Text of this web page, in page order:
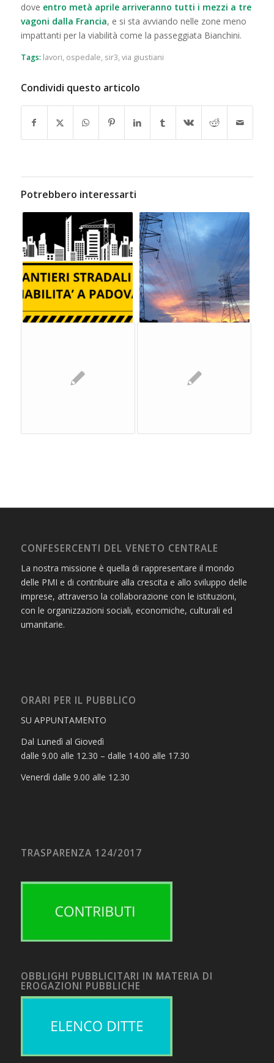
dove entro metà aprile arriveranno tutti i mezzi a tre
vagoni dalla Francia, e si sta avviando nelle zone meno
impattanti per la viabilità come la passeggiata Bianchini.
Tags: lavori, ospedale, sir3, via giustiani
Condividi questo articolo
Potrebbero interessarti
CONFESERCENTI DEL VENETO CENTRALE
La nostra missione è quella di rappresentare il mondo
delle PMI e di contribuire alla crescita e allo sviluppo delle
imprese, attraverso la collaborazione con le istituzioni,
con le organizzazioni sociali, economiche, culturali ed
umanitarie.
ORARI PER IL PUBBLICO
SU APPUNTAMENTO
Dal Lunedì al Giovedì
dalle 9.00 alle 12.30 – dalle 14.00 alle 17.30
Venerdì dalle 9.00 alle 12.30
TRASPARENZA 124/2017
OBBLIGHI PUBBLICITARI IN MATERIA DI
EROGAZIONI PUBBLICHE